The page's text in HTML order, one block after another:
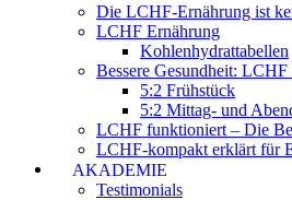
Die LCHF-Ernährung ist
LCHF Ernährung
Kohlenhydrattabellen
Bessere Gesundheit: LCHF
5:2 Frühstück
5:2 Mittag- und
LCHF funktioniert – Die
LCHF-kompakt erklärt für
AKADEMIE
Testimonials